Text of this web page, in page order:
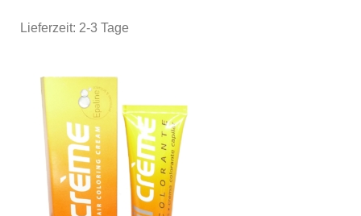
Lieferzeit: 2-3 Tage